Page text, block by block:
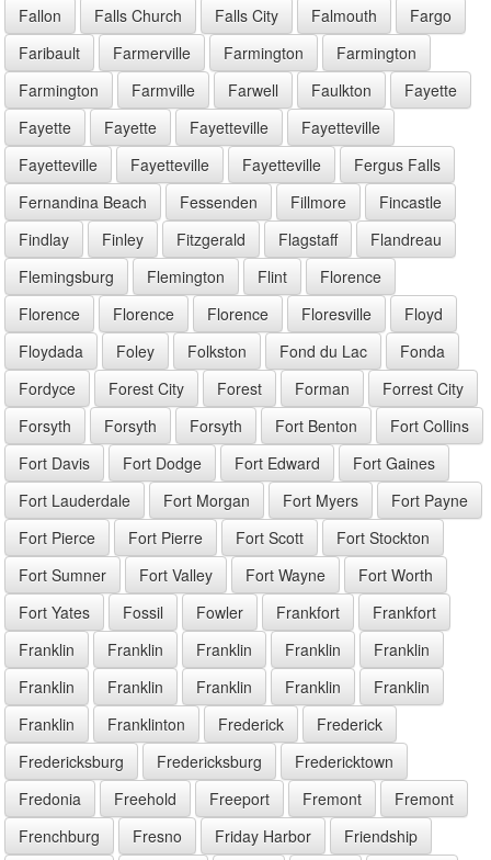
Fallon Falls Church Falls City Falmouth
Fargo
Faribault
Farmerville Farmington
Farmington
Farmington
Farmville Farwell Faulkton
Fayette
Fayette
Fayette Fayetteville
Fayetteville
Fayetteville
Fayetteville Fayetteville
Fergus Falls
Fernandina Beach
Fessenden Fillmore
Fincastle
Findlay
Finley Fitzgerald Flagstaff
Flandreau
Flemingsburg
Flemington Flint
Florence
Florence
Florence Florence Floresville
Floyd
Floydada
Foley Folkston Fond du Lac
Fonda
Fordyce
Forest City Forest Forman
Forrest City
Forsyth
Forsyth Forsyth Fort Benton
Fort Collins
Fort Davis
Fort Dodge Fort Edward
Fort Gaines
Fort Lauderdale
Fort Morgan Fort Myers
Fort Payne
Fort Pierce
Fort Pierre Fort Scott
Fort Stockton
Fort Sumner
Fort Valley Fort Wayne
Fort Worth
Fort Yates
Fossil Fowler Frankfort
Frankfort
Franklin
Franklin Franklin Franklin
Franklin
Franklin
Franklin Franklin Franklin
Franklin
Franklin
Franklinton Frederick
Frederick
Fredericksburg
Fredericksburg
Fredericktown
Fredonia
Freehold Freeport Fremont
Fremont
Frenchburg
Fresno Friday Harbor
Friendship